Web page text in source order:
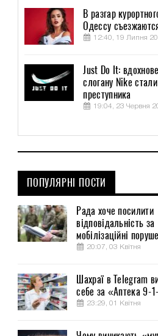
В разгар
Одессу
12:40, 19 Липня
Just Do It:
слогану Nike
преступника
19:04, 23 Червня
ПОПУЛЯРНІ ПОСТИ
Рада хоче посилити
відповідальність за
мобілізаційні
20:07, 03 Квітня
Шахраї в Telegram
себе за «Аптека 9-
23:29, 01 Квітня